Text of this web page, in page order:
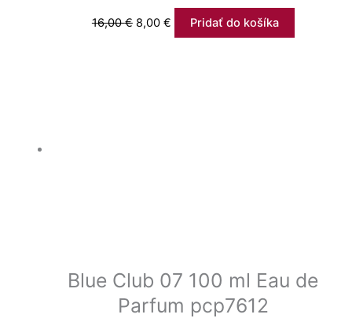
16,00€ 8,00 € Pridať do košíka
Blue Club 07 100 ml Eau de
Parfum pcp7612